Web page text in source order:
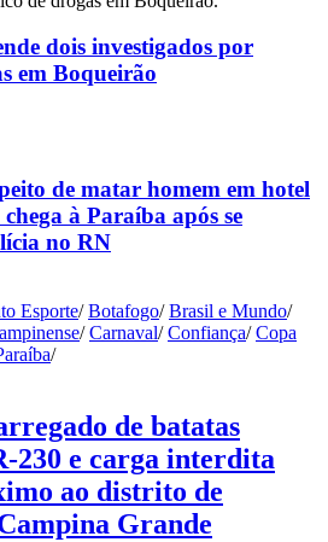
dois investigados por
em Boqueirão
de matar homem em hotel
chega à Paraíba após se
no RN
Esporte/ Botafogo/ Brasil e Mundo/
/ Carnaval/ Confiança/ Copa
/
de batatas
230 e carga interdita
ao distrito de
Grande